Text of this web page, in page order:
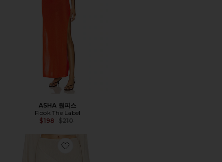
ASHA 원피스
Flook The Label
$198 Previous price:
$210
Favorite CABRIAH 스커트